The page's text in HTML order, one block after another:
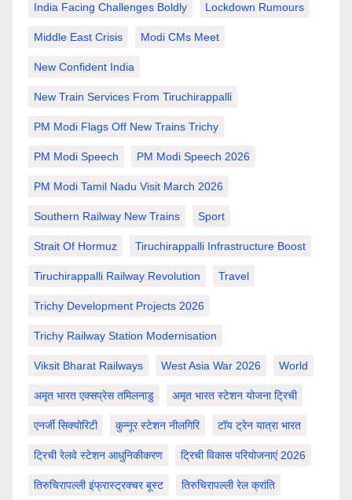
India Facing Challenges Boldly Lockdown Rumours
Middle East Crisis Modi CMs Meet
New Confident India
New Train Services From Tiruchirappalli
PM Modi Flags Off New Trains Trichy
PM Modi Speech PM Modi Speech 2026
PM Modi Tamil Nadu Visit March 2026
Southern Railway New Trains Sport
Strait Of Hormuz Tiruchirappalli Infrastructure Boost
Tiruchirappalli Railway Revolution Travel
Trichy Development Projects 2026
Trichy Railway Station Modernisation
Viksit Bharat Railways West Asia War 2026 World
अमृत भारत एक्सप्रेस तमिलनाडु अमृत भारत स्टेशन योजना ट्रिची
एनर्जी सिक्योरिटी कुन्नूर स्टेशन नीलगिरि टॉय ट्रेन यात्रा भारत
ट्रिची रेलवे स्टेशन आधुनिकीकरण ट्रिची विकास परियोजनाएं 2026
तिरुचिरापल्ली इंफ्रास्ट्रक्चर बूस्ट तिरुचिरापल्ली रेल क्रांति